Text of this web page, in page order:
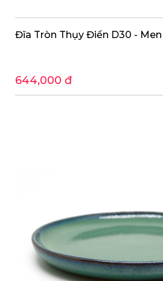
Đĩa Tròn Thụy Điển D30 - Men
644,000 đ